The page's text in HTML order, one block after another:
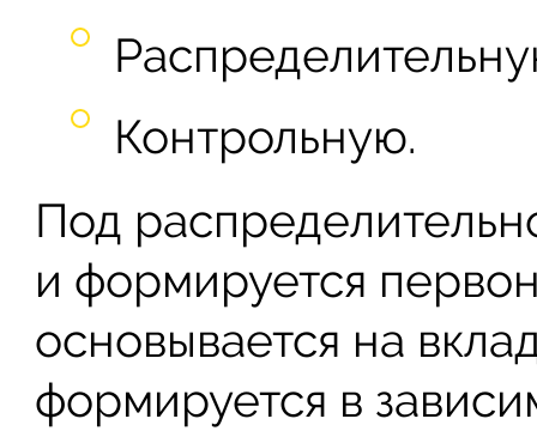
Контрольную.
Под
и формируется
основывается на
формируется в